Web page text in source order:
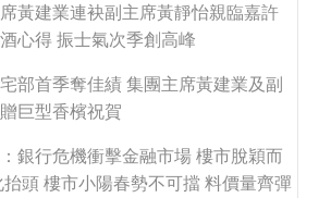
黃建業連袂副主席黃靜怡親臨嘉許
心得 振士氣次季創高峰
部首季奪佳績 集團主席黃建業及副
巨型香檳祝賀
銀行危機衝擊金融市場 樓市脫穎而
頭 樓市小陽春勢不可擋 料價量齊彈